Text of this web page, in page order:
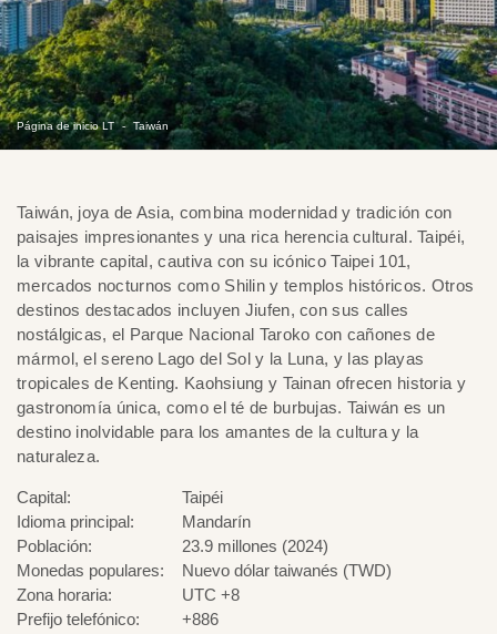
Página de inicio LT Taiwán
Taiwán, joya de Asia, combina modernidad y tradición con
paisajes impresionantes y una rica herencia cultural. Taipéi,
la vibrante capital, cautiva con su icónico Taipei 101,
mercados nocturnos como Shilin y templos históricos. Otros
destinos destacados incluyen Jiufen, con sus calles
nostálgicas, el Parque Nacional Taroko con cañones de
mármol, el sereno Lago del Sol y la Luna, y las playas
tropicales de Kenting. Kaohsiung y Tainan ofrecen historia y
gastronomía única, como el té de burbujas. Taiwán es un
destino inolvidable para los amantes de la cultura y la
naturaleza.
Capital:
Taipéi
Idioma principal:
Mandarín
Población:
23.9 millones (2024)
Monedas populares:
Nuevo dólar taiwanés (TWD)
Zona horaria:
UTC +8
Prefijo telefónico:
+886